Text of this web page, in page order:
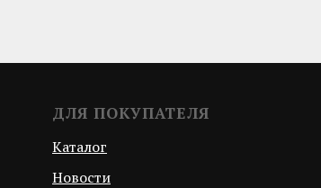
ДЛЯ ПОКУПАТЕЛЯ
Каталог
Новости